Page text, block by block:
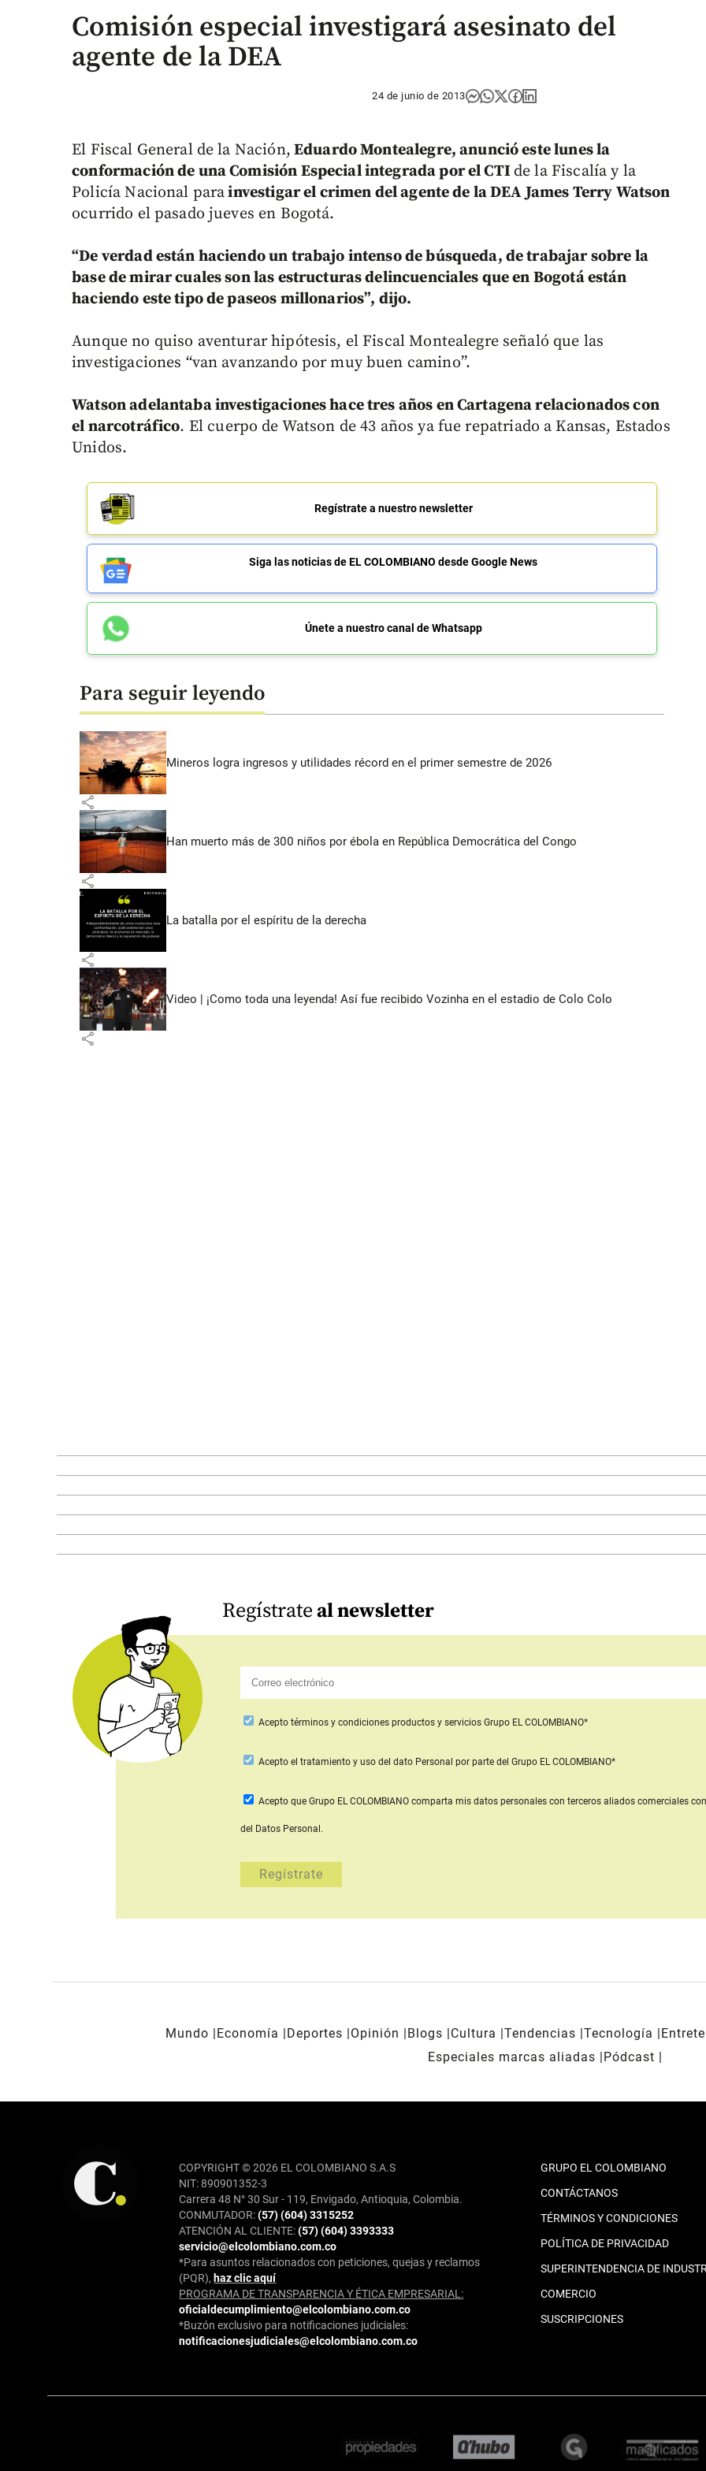
Comisión especial investigará asesinato del
agente de la DEA
24 de junio de 2013
El Fiscal General de la Nación, Eduardo Montealegre, anunció este lunes la
conformación de una Comisión Especial integrada por el CTI de la Fiscalía y la
Policía Nacional parainvestigar el crimen del agente de la DEA James Terry Watson
ocurrido el pasado jueves en Bogotá.
“De verdad están haciendo un trabajo intenso de búsqueda, de trabajar sobre la
base de mirar cuales son las estructuras delincuenciales que en Bogotá están
haciendo este tipo de paseos millonarios”, dijo.
Aunque no quiso aventurar hipótesis, el Fiscal Montealegre señaló que las
investigaciones “van avanzando por muy buen camino”.
Watson adelantaba investigaciones hace tres años en Cartagena relacionados con
el narcotráfico. El cuerpo de Watson de 43 años ya fue repatriado a Kansas, Estados
Unidos.
Regístrate a nuestro newsletter
Siga las noticias de EL COLOMBIANO desde Google News
Únete a nuestro canal de Whatsapp
Para seguir leyendo
Mineros logra ingresos y utilidades récord en el primer semestre de 2026
share
Han muerto más de 300 niños por ébola en República Democrática del Congo
share
La batalla por el espíritu de la derecha
share
Video | ¡Como toda una leyenda! Así fue recibido Vozinha en el estadio de Colo Colo
share
Regístrateal newsletter
Acepto términos y condiciones productos y servicios Grupo EL COLOMBIANO*
Aceptoel tratamiento y uso del dato Personal por parte del Grupo EL COLOMBIANO*
Acepto que Grupo EL COLOMBIANO comparta mis datos personales con terceros aliados comerciales
del Datos Personal.
Mundo Economía Deportes Opinión Blogs Cultura Tendencias Tecnología
Especiales marcas aliadas
Pódcast
COPYRIGHT © 2026 EL COLOMBIANO S.A.S
NIT: 890901352-3
Carrera 48 N° 30 Sur - 119, Envigado, Antioquia, Colombia.
CONMUTADOR:(57) (604) 3315252
ATENCIÓN AL CLIENTE:(57) (604) 3393333
servicio@elcolombiano.com.co
*Para asuntos relacionados con peticiones, quejas y reclamos
(PQR), haz clic aquí
PROGRAMA DE TRANSPARENCIA Y ÉTICA EMPRESARIAL:
oficialdecumplimiento@elcolombiano.com.co
*Buzón exclusivo para notificaciones judiciales:
notificacionesjudiciales@elcolombiano.com.co
GRUPO EL COLOMBIANO
CONTÁCTANOS
TÉRMINOS Y CONDICIONES
POLÍTICA DE PRIVACIDAD
SUPERINTENDENCIA DE
COMERCIO
SUSCRIPCIONES